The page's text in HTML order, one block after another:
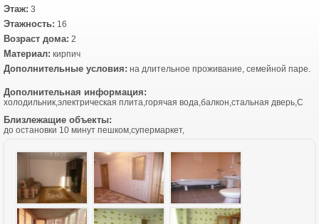
Этаж: 3
Этажность: 16
Возраст дома: 2
Материал: кирпич
Дополнительные условия: на длительное проживание, семейной паре.
Дополнительная информация:
холодильник,электрическая плита,горячая вода,балкон,стальная дверь,С
Близлежащие объекты:
до остановки 10 минут пешком,супермаркет,